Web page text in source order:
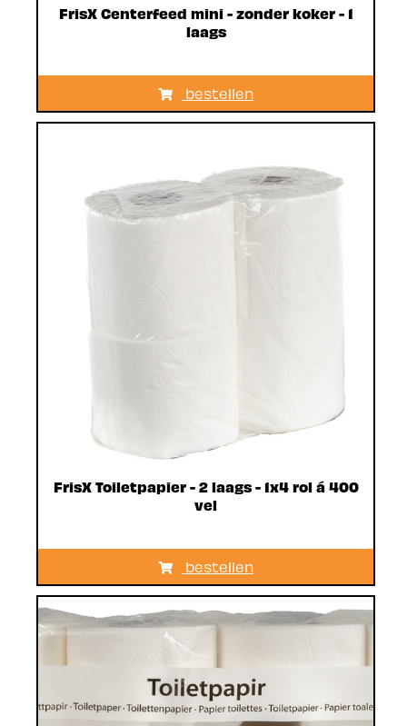
FrisX Centerfeed mini - zonder koker - 1
laags
bestellen
FrisX Toiletpapier - 2 laags - 1x4 rol á 400
vel
bestellen